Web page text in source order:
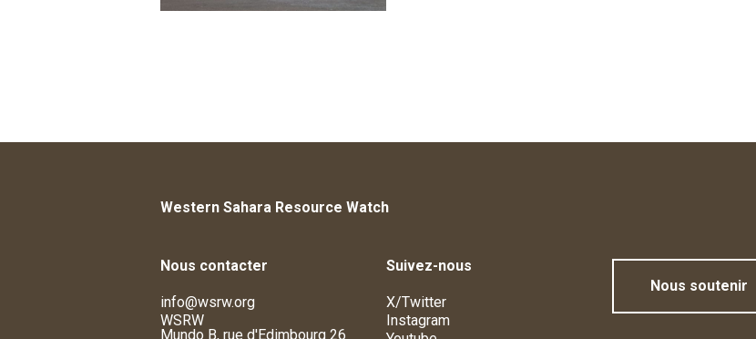
Western Sahara Resource Watch
Nous contacter
info@wsrw.org
WSRW
Mundo B, rue d'Edimbourg 26
Suivez-nous
X/Twitter
Instagram
Nous soutenir